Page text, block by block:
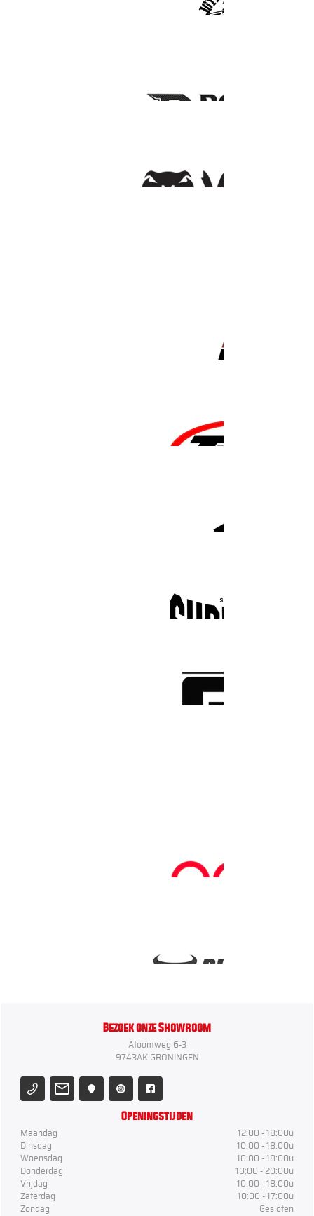
Bezoek onze Showroom
Atoomweg 6-3
9743AK GRONINGEN
Openingstijden
Maandag
12:00 - 18:00u
Dinsdag
10:00 - 18:00u
Woensdag
10:00 - 18:00u
Donderdag
10:00 - 20:00u
Vrijdag
10:00 - 18:00u
Zaterdag
10:00 - 17:00u
Zondag
Gesloten